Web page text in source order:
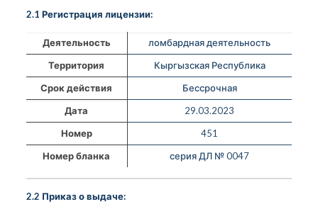
2.1 Регистрация лицензии:
Деятельность
ломбардная деятельность
Территория
Кыргызская Республика
Срок действия
Бессрочная
Дата
29.03.2023
Номер
451
Номер бланка
серия ДЛ № 0047
2.2 Приказ о выдаче: